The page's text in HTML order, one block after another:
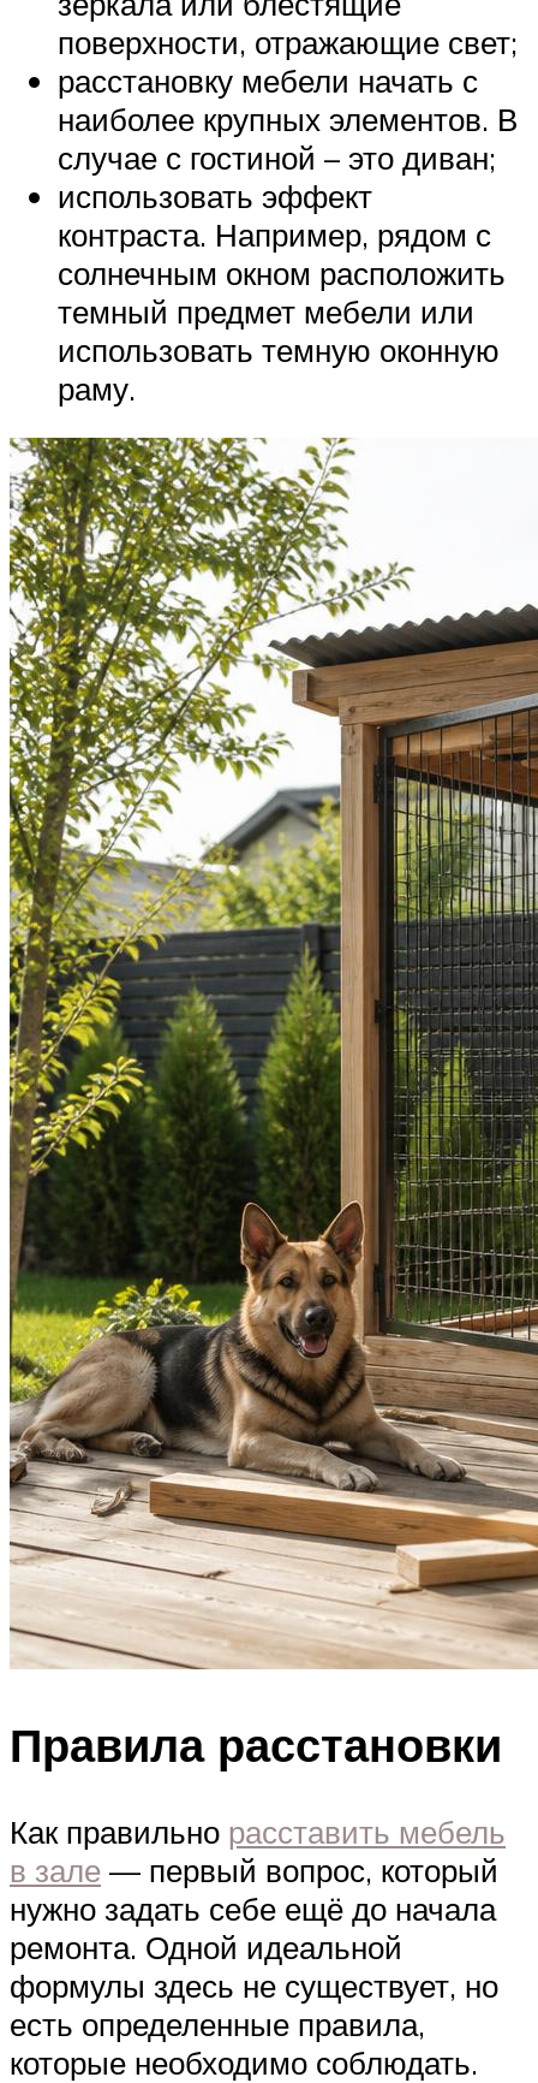
поверхности, отражающие свет;
расстановку мебели начать с
наиболее крупных элементов. В
случае с гостиной – это диван;
использовать эффект
контраста. Например, рядом с
солнечным окном расположить
темный предмет мебели или
использовать темную оконную
раму.
Правила расстановки
Как правильно расставить мебель
в зале — первый вопрос, который
нужно задать себе ещё до начала
ремонта. Одной идеальной
формулы здесь не существует, но
есть определенные правила,
которые необходимо соблюдать.